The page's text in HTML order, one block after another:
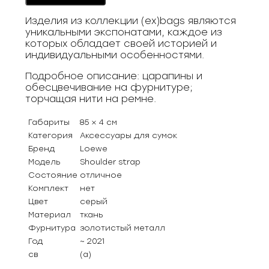
Изделия из коллекции (ex)bags являются
уникальными экспонатами, каждое из
которых обладает своей историей и
индивидуальными особенностями.
Подробное описание: царапины и
обесцвечивание на фурнитуре;
торчащая нити на ремне.
Габариты
85 × 4 см
Категория
Аксессуары для сумок
Бренд
Loewe
Модель
Shoulder strap
Состояние отличное
Комплект
нет
Цвет
серый
Материал
ткань
Фурнитура золотистый металл
Год
~ 2021
св
(а)